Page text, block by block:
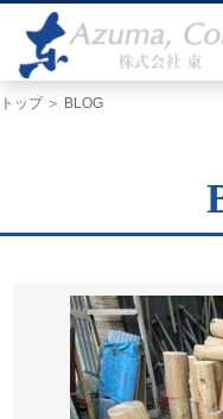
トップ＞ BLOG